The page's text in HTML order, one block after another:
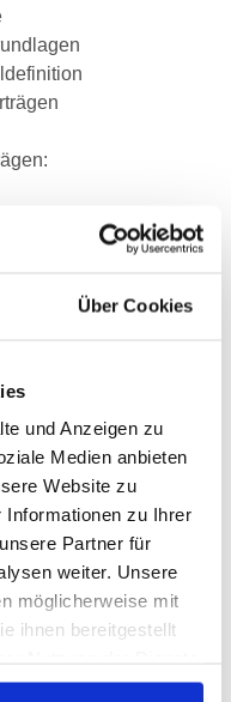
Über Cookies
und Anzeigen zu
Medien anbieten
Website zu
Informationen zu Ihrer
Partner für
weiter. Unsere
möglicherweise mit
ihnen bereitgestellt
Vertragsrechts
die Kenntnisse
Arten von